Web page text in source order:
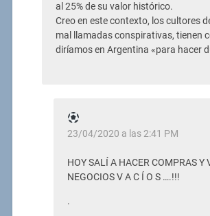
al 25% de su valor histórico.
Creo en este contexto, los cultores
mal llamadas conspirativas, tienen
diríamos en Argentina «para hacer
23/04/2020 a las 2:41 PM
HOY SALÍ A HACER COMPRAS Y
NEGOCIOS V A C Í O S ….!!!
.